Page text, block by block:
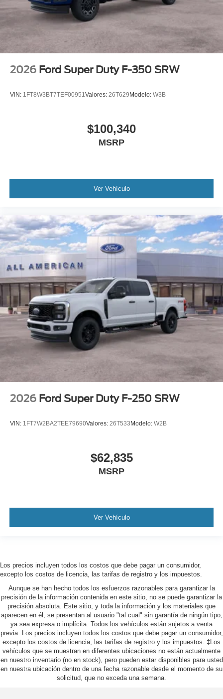
2026 Ford Super Duty F-350 SRW
VIN: 1FT8W3BT7TEF00951 Valores: 26T629Modelo: W3B
$100,340
MSRP
Ver Vehículo
2026 Ford Super Duty F-250 SRW
VIN: 1FT7W2BA2TEE79690Valores: 26T533Modelo: W2B
$62,835
MSRP
Ver Vehículo
Los precios incluyen todos los costos que debe pagar un consumidor,
excepto los costos de licencia, las tarifas de registro y los impuestos.
Aunque se han hecho todos los esfuerzos razonables para garantizar la
precisión de la información contenida en este sitio, no se puede garantizar la
precisión absoluta. Este sitio, y toda la información y los materiales que
aparecen en él, se presentan al usuario "tal cual" sin garantía de ningún tipo,
ya sea expresa o implícita. Todos los vehículos están sujetos a venta
previa. Los precios incluyen todos los costos que debe pagar un consumidor,
excepto los costos de licencia, las tarifas de registro y los impuestos. ‡Los
vehículos que se muestran en diferentes ubicaciones no están actualmente
en nuestro inventario (no en stock), pero pueden estar disponibles para usted
en nuestra ubicación dentro de una fecha razonable desde el momento de su
solicitud, que no exceda una semana.